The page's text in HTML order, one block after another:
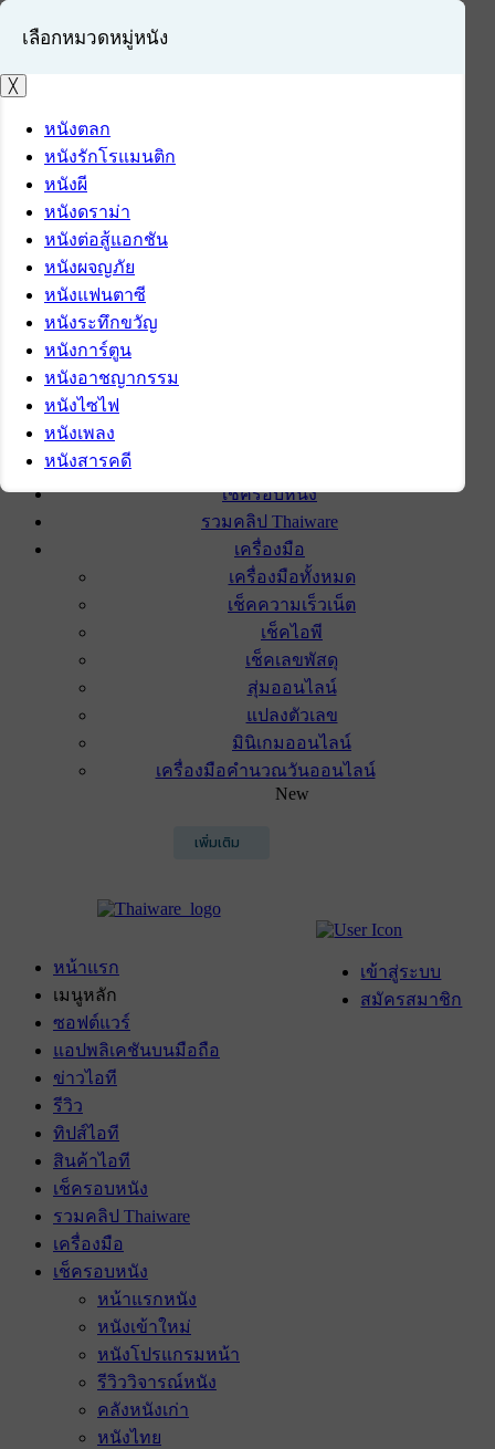
เข้าสู่ระบบ
สมัครสมาชิก
เช็ครอบหนัง
รวมคลิป Thaiware
เครื่องมือ
เครื่องมือทั้งหมด
เช็คความเร็วเน็ต
เช็คไอพี
เช็คเลขพัสดุ
สุ่มออนไลน์
แปลงตัวเลข
มินิเกมออนไลน์
เครื่องมือคำนวณวันออนไลน์
New
เพิ่มเติม
เข้าสู่ระบบ
สมัครสมาชิก
หน้าแรก
เมนูหลัก
ซอฟต์แวร์
แอปพลิเคชันบนมือถือ
ข่าวไอที
รีวิว
ทิปส์ไอที
สินค้าไอที
เช็ครอบหนัง
รวมคลิป Thaiware
เครื่องมือ
เช็ครอบหนัง
หน้าแรกหนัง
หนังเข้าใหม่
หนังโปรแกรมหน้า
รีวิววิจารณ์หนัง
คลังหนังเก่า
หนังไทย
เลือกหมวดหมู่หนัง
╳
หนังตลก
หนังรักโรแมนติก
หนังผี
หนังดราม่า
หนังต่อสู้แอกชัน
หนังผจญภัย
หนังแฟนตาซี
หนังระทึกขวัญ
หนังการ์ตูน
หนังอาชญากรรม
หนังไซไฟ
หนังเพลง
หนังสารคดี